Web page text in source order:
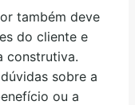
também deve
do cliente e
construtiva.
sobre a
ou a